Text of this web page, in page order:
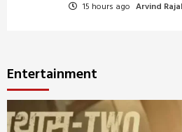
15 hours ago Arvind
Entertainment